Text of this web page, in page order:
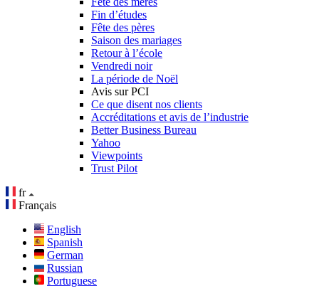
Fin d’études
Fête des pères
Saison des mariages
Retour à l’école
Vendredi noir
La période de Noël
Avis sur PCI
Ce que disent nos clients
Accréditations et avis de l’industrie
Better Business Bureau
Yahoo
Viewpoints
Trust Pilot
fr
Français
English
Spanish
German
Russian
Portuguese